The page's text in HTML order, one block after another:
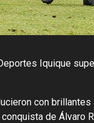
Iquique
con
de Álvaro